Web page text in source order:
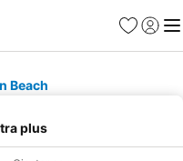
Favoritter
Logg
Beach
plus